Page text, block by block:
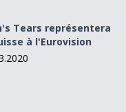
Suisse à
Tears représentera
à l'Eurovision